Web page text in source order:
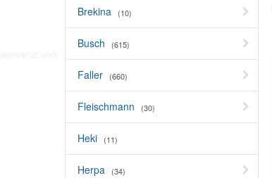
Brekina (10)
Busch (615)
Faller (660)
Fleischmann (30)
Heki (11)
Herpa (34)